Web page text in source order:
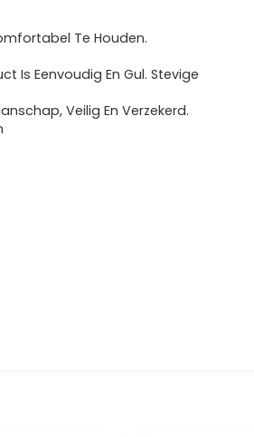
Te Houden.
Is Eenvoudig En Gul. Stevige
Veilig En Verzekerd.